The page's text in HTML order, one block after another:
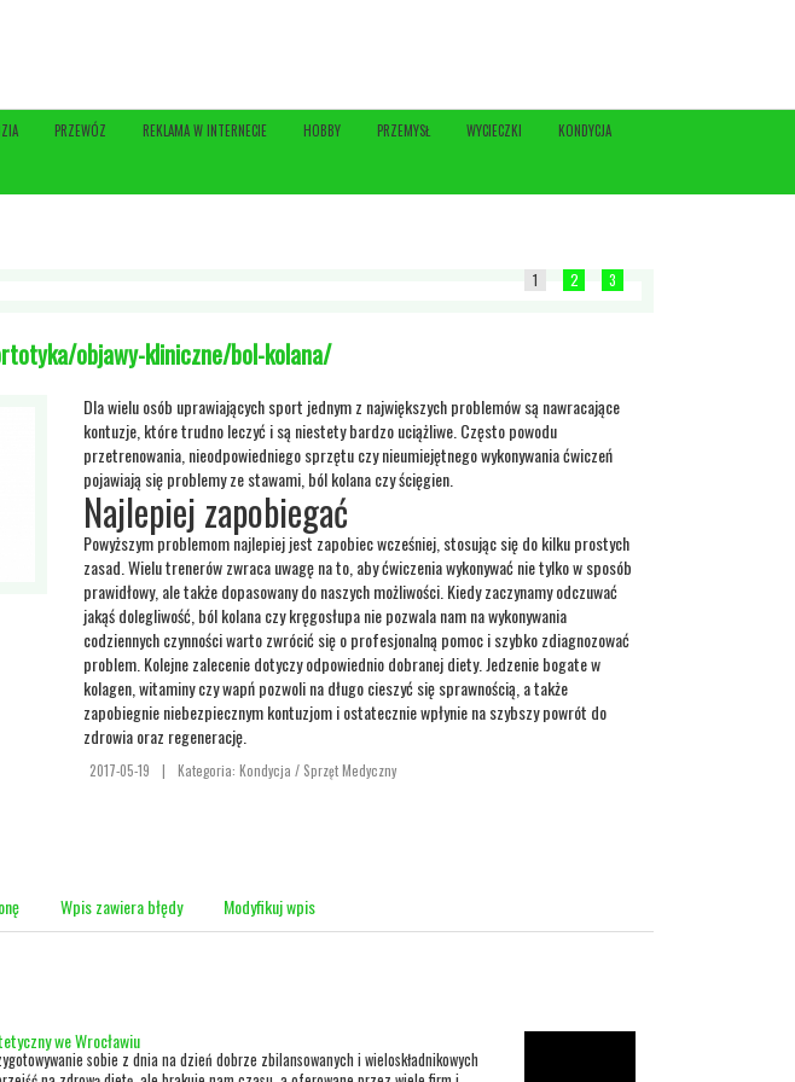
PRZEWÓZ REKLAMA W INTERNECIE HOBBY PRZEMYSŁ WYCIECZKI KONDYCJA
1 2 3
objawy-kliniczne/bol-kolana/
Dla wielu osób uprawiających sport jednym z największych problemów są nawracające
kontuzje, które trudno leczyć i są niestety bardzo uciążliwe. Często powodu
przetrenowania, nieodpowiedniego sprzętu czy nieumiejętnego wykonywania ćwiczeń
pojawiają się problemy ze stawami, ból kolana czy ścięgien.
Najlepiej zapobiegać
Powyższym problemom najlepiej jest zapobiec wcześniej, stosując się do kilku prostych
zasad. Wielu trenerów zwraca uwagę na to, aby ćwiczenia wykonywać nie tylko w sposób
prawidłowy, ale także dopasowany do naszych możliwości. Kiedy zaczynamy odczuwać
jakąś dolegliwość, ból kolana czy kręgosłupa nie pozwala nam na wykonywania
codziennych czynności warto zwrócić się o profesjonalną pomoc i szybko zdiagnozować
problem. Kolejne zalecenie dotyczy odpowiednio dobranej diety. Jedzenie bogate w
kolagen, witaminy czy wapń pozwoli na długo cieszyć się sprawnością, a także
zapobiegnie niebezpiecznym kontuzjom i ostatecznie wpłynie na szybszy powrót do
zdrowia oraz regenerację.
2017-05-19 | Kategoria: Kondycja / Sprzęt Medyczny
Wpis zawiera błędy Modyfikuj wpis
we Wrocławiu
sobie z dnia na dzień dobrze zbilansowanych i wieloskładnikowych